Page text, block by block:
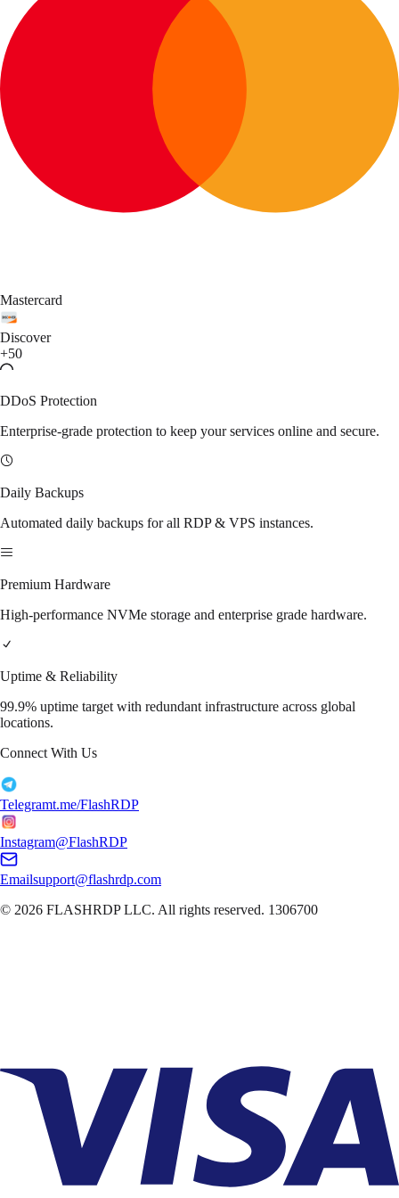
Mastercard
Discover
+50
DDoS Protection
Enterprise-grade protection to keep your services online and secure.
Daily Backups
Automated daily backups for all RDP & VPS instances.
Premium Hardware
High-performance NVMe storage and enterprise grade hardware.
Uptime & Reliability
99.9% uptime target with redundant infrastructure across global
locations.
Connect With Us
Telegramt.me/FlashRDP
Instagram@FlashRDP
Emailsupport@flashrdp.com
© 2026 FLASHRDP LLC. All rights reserved. 1306700